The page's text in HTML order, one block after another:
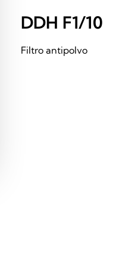
DDH F1/10
Filtro antipolvo